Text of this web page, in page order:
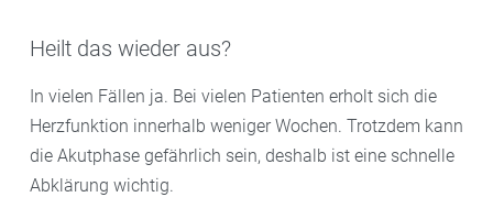
Heilt das wieder aus?
In vielen Fällen ja. Bei vielen Patienten erholt sich die
Herzfunktion innerhalb weniger Wochen. Trotzdem kann
die Akutphase gefährlich sein, deshalb ist eine schnelle
Abklärung wichtig.